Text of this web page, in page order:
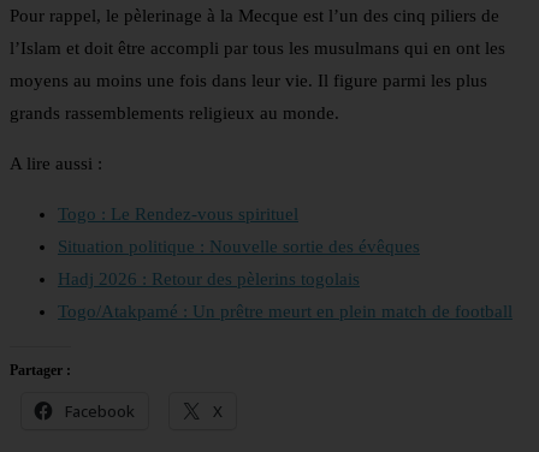
Pour rappel, le pèlerinage à la Mecque est l’un des cinq piliers de
l’Islam et doit être accompli par tous les musulmans qui en ont les
moyens au moins une fois dans leur vie. Il figure parmi les plus
grands rassemblements religieux au monde.
A lire aussi :
Togo : Le Rendez-vous spirituel
Situation politique : Nouvelle sortie des évêques
Hadj 2026 : Retour des pèlerins togolais
Togo/Atakpamé : Un prêtre meurt en plein match de football
Partager :
Facebook X